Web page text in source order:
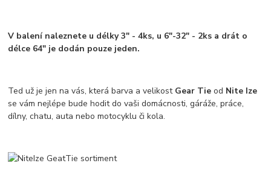
V balení naleznete u délky 3" - 4ks, u 6"-32" - 2ks a drát o
délce 64" je dodán pouze jeden.
Ted už je jen na vás, která barva a velikost Gear Tieod Nite Ize
se vám nejlépe bude hodit do vaši domácnosti, gáráže, práce,
dílny, chatu, auta nebo motocyklu či kola.